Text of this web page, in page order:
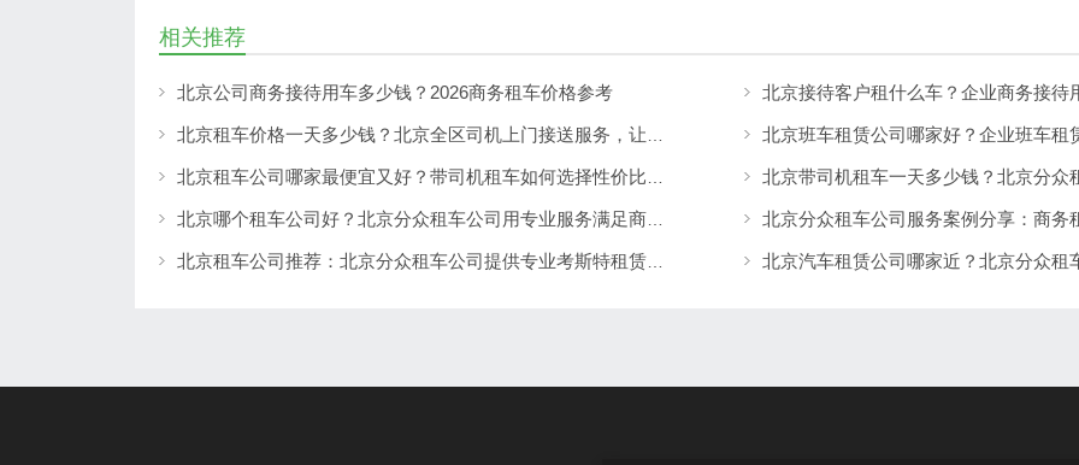
相关推荐
北京公司商务接待用车多少钱？2026商务租车价格参考 北京接待客户租什么车？企业商务接待
北京租车价格一天多少钱？北京全区司机上门接送服务，让出行更方便 北京班车租赁公司哪家好？企业班车租
北京租车公司哪家最便宜又好？带司机租车如何选择性价比高的服务
北京哪个租车公司好？北京分众租车公司用专业服务满足商务、旅游多场景出行需求
北京租车公司推荐：北京分众租车公司提供专业考斯特租赁服务